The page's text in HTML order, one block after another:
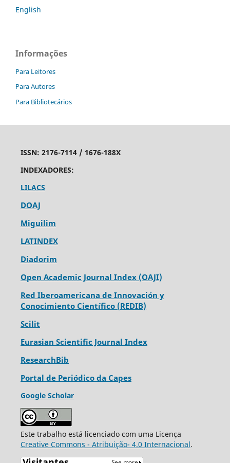
English
Informações
Para Leitores
Para Autores
Para Bibliotecários
ISSN: 2176-7114 / 1676-188X
INDEXADORES:
LILACS
DOAJ
Miguilim
LATINDEX
Diadorim
Open Academic Journal Index (OAJI)
Red Iberoamericana de Innovación y
Conocimiento Científico (REDIB)
Scilit
Eurasian Scientific Journal Index
ResearchBib
Portal de Periódico da Capes
Google Scholar
Este trabalho está licenciado com uma Licença
Creative Commons - Atribuição- 4.0 Internacional.